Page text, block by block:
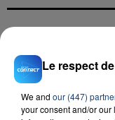
Le respect
We and our (447)
your consent and/or